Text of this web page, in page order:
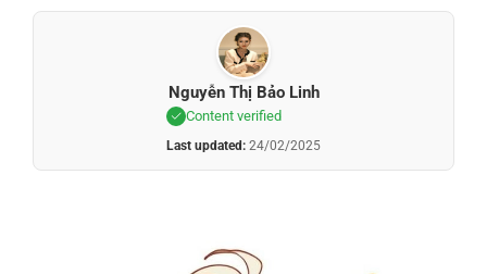
Nguyễn Thị Bảo Linh
Content verified
Last updated: 24/02/2025